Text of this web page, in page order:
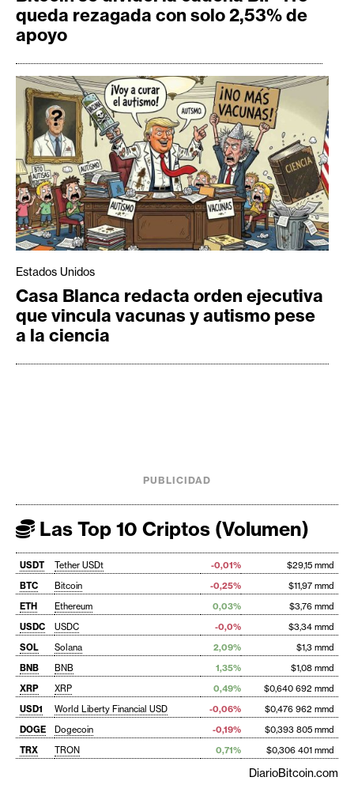
queda rezagada con solo 2,53% de
apoyo
Estados Unidos
Casa Blanca redacta orden ejecutiva
que vincula vacunas y autismo pese
a la ciencia
PUBLICIDAD
Las Top 10 Criptos (Volumen)
USDT Tether USDt -0,01%
$29,15 mmd
BTC
Bitcoin -0,25%
$11,97 mmd
ETH
Ethereum 0,03%
$3,76 mmd
USDC
USDC -0,0%
$3,34 mmd
SOL
Solana 2,09%
$1,3 mmd
BNB
BNB 1,35%
$1,08 mmd
XRP
XRP 0,49%
$0,640 692 mmd
USD1
World Liberty Financial USD -0,06%
$0,476 962 mmd
DOGE
Dogecoin -0,19%
$0,393 805 mmd
TRX
TRON 0,71% $0,306 401 mmd
DiarioBitcoin.com